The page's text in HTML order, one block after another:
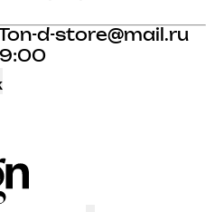
Ton-d-store@mail.ru